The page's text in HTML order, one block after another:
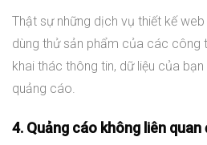
Thật sự những dịch vụ thiết kế
dùng thử sản phẩm của các công
khai thác thông tin, dữ liệu của
quảng cáo.
4. Quảng cáo không liên quan